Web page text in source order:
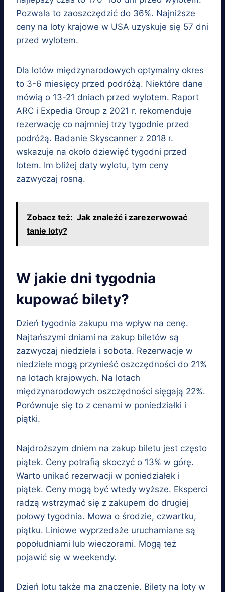
Pozwala to zaoszczędzić do 36%. Najniższe
ceny na loty krajowe w USA uzyskuje się 57 dni
przed wylotem.
Dla lotów międzynarodowych optymalny okres
to 3-6 miesięcy przed podróżą. Niektóre dane
mówią o 13-21 dniach przed wylotem. Raport
ARC i Expedia Group z 2021 r. rekomenduje
rezerwację co najmniej trzy tygodnie przed
podróżą. Badanie Skyscanner z 2018 r.
wskazuje na około dziewięć tygodni przed
lotem. Im bliżej daty wylotu, tym ceny
zazwyczaj rosną.
Zobacz też: Jak znaleźć i zarezerwować
tanie loty?
W jakie dni tygodnia
kupować bilety?
Dzień tygodnia zakupu ma wpływ na cenę.
Najtańszymi dniami na zakup biletów są
zazwyczaj niedziela i sobota. Rezerwacje w
niedziele mogą przynieść oszczędności do 21%
na lotach krajowych. Na lotach
międzynarodowych oszczędności sięgają 22%.
Porównuje się to z cenami w poniedziałki i
piątki.
Najdroższym dniem na zakup biletu jest często
piątek. Ceny potrafią skoczyć o 13% w górę.
Warto unikać rezerwacji w poniedziałek i
piątek. Ceny mogą być wtedy wyższe. Eksperci
radzą wstrzymać się z zakupem do drugiej
połowy tygodnia. Mowa o środzie, czwartku,
piątku. Liniowe wyprzedaże uruchamiane są
popołudniami lub wieczorami. Mogą też
pojawić się w weekendy.
Dzień lotu także ma znaczenie. Bilety na loty w